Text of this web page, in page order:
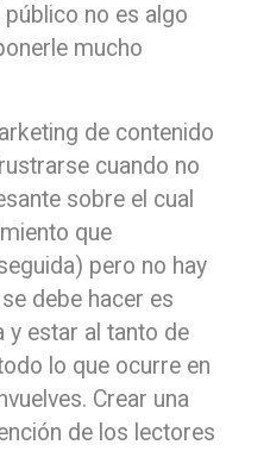
no es algo
mucho
de contenido
cuando no
sobre el cual
que
pero no hay
debe hacer es
y estar al tanto de
lo que ocurre en
Crear una
de los lectores